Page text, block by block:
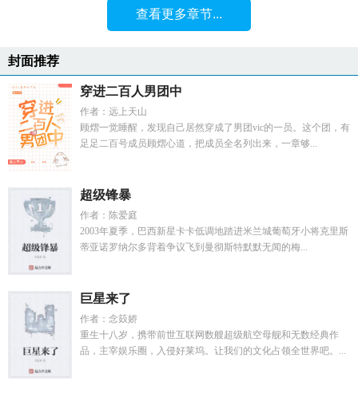
查看更多章节...
封面推荐
穿进二百人男团中
作者：远上天山
顾熠一觉睡醒，发现自己居然穿成了男团vic的一员。这个团，有
足足二百号成员顾熠心道，把成员全名列出来，一章够...
超级锋暴
作者：陈爱庭
2003年夏季，巴西新星卡卡低调地踏进米兰城葡萄牙小将克里斯
蒂亚诺罗纳尔多背着争议飞到曼彻斯特默默无闻的梅...
巨星来了
作者：念笯娇
重生十八岁，携带前世互联网数艘超级航空母舰和无数经典作
品，主宰娱乐圈，入侵好莱坞。让我们的文化占领全世界吧。...